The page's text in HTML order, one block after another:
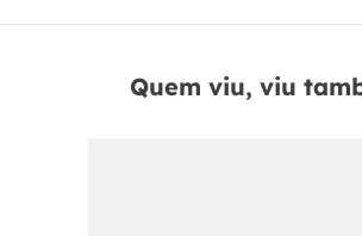
Quem viu, viu